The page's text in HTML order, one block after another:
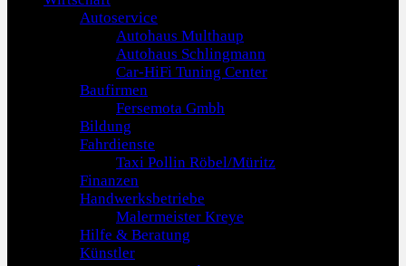
Autoservice
Autohaus Multhaup
Autohaus Schlingmann
Car-HiFi Tuning Center
Baufirmen
Fersemota Gmbh
Bildung
Fahrdienste
Taxi Pollin Röbel/Müritz
Finanzen
Handwerksbetriebe
Malermeister Kreye
Hilfe & Beratung
Künstler